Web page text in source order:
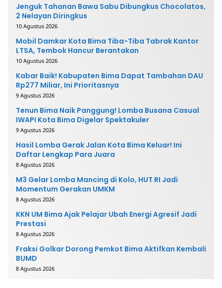
Jenguk Tahanan Bawa Sabu Dibungkus Chocolatos,
2 Nelayan Diringkus
10 Agustus 2026
Mobil Damkar Kota Bima Tiba-Tiba Tabrak Kantor
LTSA, Tembok Hancur Berantakan
10 Agustus 2026
Kabar Baik! Kabupaten Bima Dapat Tambahan DAU
Rp277 Miliar, Ini Prioritasnya
9 Agustus 2026
Tenun Bima Naik Panggung! Lomba Busana Casual
IWAPI Kota Bima Digelar Spektakuler
9 Agustus 2026
Hasil Lomba Gerak Jalan Kota Bima Keluar! Ini
Daftar Lengkap Para Juara
8 Agustus 2026
M3 Gelar Lomba Mancing di Kolo, HUT RI Jadi
Momentum Gerakan UMKM
8 Agustus 2026
KKN UM Bima Ajak Pelajar Ubah Energi Agresif Jadi
Prestasi
8 Agustus 2026
Fraksi Golkar Dorong Pemkot Bima Aktifkan Kembali
BUMD
8 Agustus 2026